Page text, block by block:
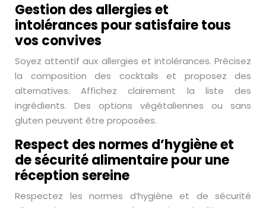
Gestion des allergies et
intolérances pour satisfaire tous
vos convives
Soyez attentif aux allergies et intolérances. Précisez
la composition des cocktails et proposez des
alternatives. Affichez clairement la liste des
ingrédients. Des options végétaliennes ou sans
gluten peuvent être proposées.
Respect des normes d’hygiène et
de sécurité alimentaire pour une
réception sereine
Respectez les normes d’hygiène et de sécurité